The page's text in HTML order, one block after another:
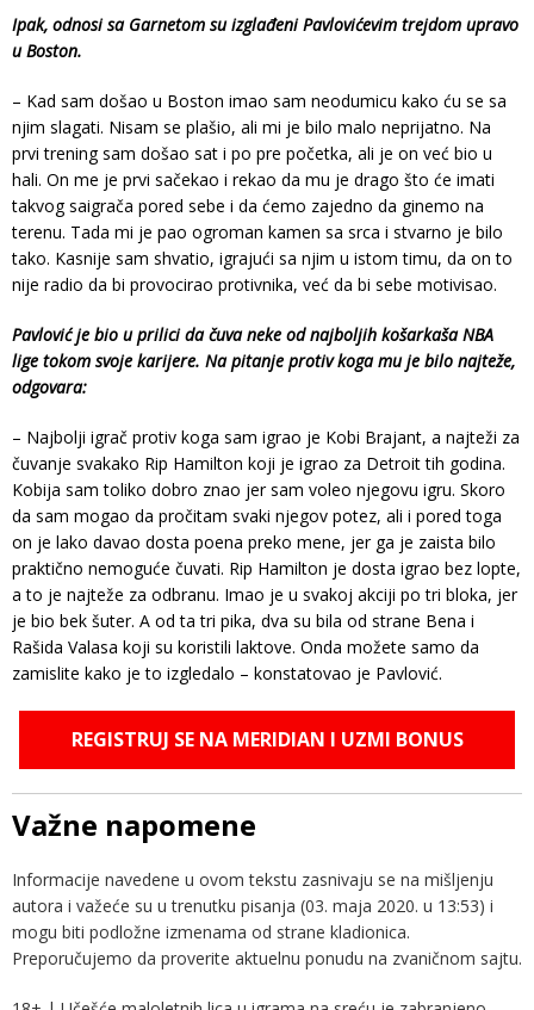
Ipak, odnosi sa Garnetom su izglađeni Pavlovićevim trejdom upravo
u Boston.
– Kad sam došao u Boston imao sam neodumicu kako ću se sa
njim slagati. Nisam se plašio, ali mi je bilo malo neprijatno. Na
prvi trening sam došao sat i po pre početka, ali je on već bio u
hali. On me je prvi sačekao i rekao da mu je drago što će imati
takvog saigrača pored sebe i da ćemo zajedno da ginemo na
terenu. Tada mi je pao ogroman kamen sa srca i stvarno je bilo
tako. Kasnije sam shvatio, igrajući sa njim u istom timu, da on to
nije radio da bi provocirao protivnika, već da bi sebe motivisao.
Pavlović je bio u prilici da čuva neke od najboljih košarkaša NBA
lige tokom svoje karijere. Na pitanje protiv koga mu je bilo najteže,
odgovara:
– Najbolji igrač protiv koga sam igrao je Kobi Brajant, a najteži za
čuvanje svakako Rip Hamilton koji je igrao za Detroit tih godina.
Kobija sam toliko dobro znao jer sam voleo njegovu igru. Skoro
da sam mogao da pročitam svaki njegov potez, ali i pored toga
on je lako davao dosta poena preko mene, jer ga je zaista bilo
praktično nemoguće čuvati. Rip Hamilton je dosta igrao bez lopte,
a to je najteže za odbranu. Imao je u svakoj akciji po tri bloka, jer
je bio bek šuter. A od ta tri pika, dva su bila od strane Bena i
Rašida Valasa koji su koristili laktove. Onda možete samo da
zamislite kako je to izgledalo – konstatovao je Pavlović.
REGISTRUJ SE NA MERIDIAN I UZMI BONUS
Važne napomene
Informacije navedene u ovom tekstu zasnivaju se na mišljenju
autora i važeće su u trenutku pisanja (03. maja 2020. u 13:53) i
mogu biti podložne izmenama od strane kladionica.
Preporučujemo da proverite aktuelnu ponudu na zvaničnom sajtu.